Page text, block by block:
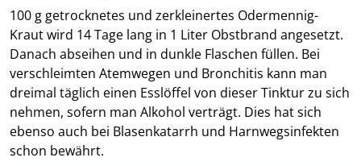
100 g getrocknetes und zerkleinertes Odermennig-
Kraut wird 14 Tage lang in 1 Liter Obstbrand angesetzt.
Danach abseihen und in dunkle Flaschen füllen. Bei
verschleimten Atemwegen und Bronchitis kann man
dreimal täglich einen Esslöffel von dieser Tinktur zu sich
nehmen, sofern man Alkohol verträgt. Dies hat sich
ebenso auch bei Blasenkatarrh und Harnwegsinfekten
schon bewährt.